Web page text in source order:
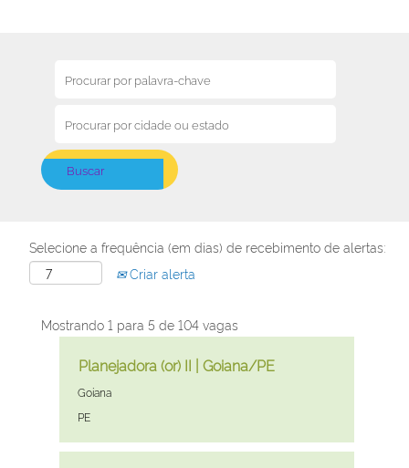
Selecione a frequência (em dias) de recebimento de alertas:
Criar alerta
Mostrando 1 para 5 de 104 vagas
resultados
para
para
Oportunidades
Planejadora (or) II | Goiana/PE
Cidade
Goiana
Estado
PE
Selecione
a
com
a